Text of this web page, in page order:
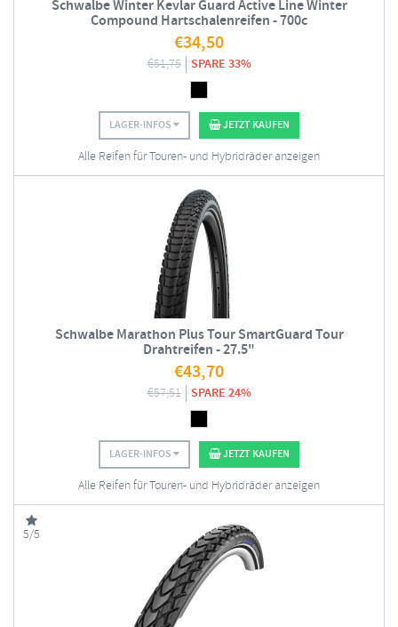
Schwalbe Winter Kevlar Guard Active Line Winter
Compound Hartschalenreifen - 700c
€34,50
€51,75 SPARE 33%
LAGER-INFOS JETZT KAUFEN
Alle Reifen für Touren- und Hybridräder anzeigen
Schwalbe Marathon Plus Tour SmartGuard Tour
Drahtreifen - 27.5"
€43,70
€57,51 SPARE 24%
LAGER-INFOS JETZT KAUFEN
Alle Reifen für Touren- und Hybridräder anzeigen
5/5